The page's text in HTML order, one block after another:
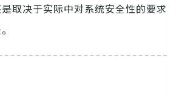
取决于实际中对系统安全性的要求